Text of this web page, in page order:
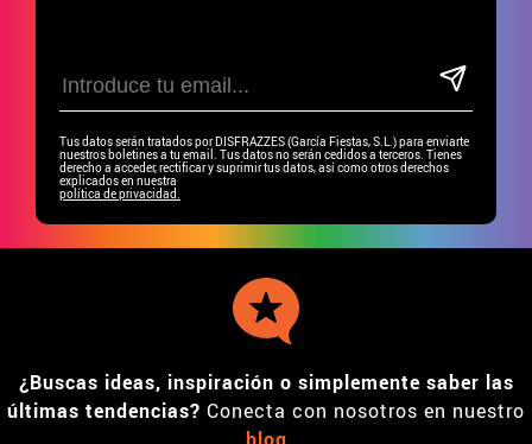
Tus datos serán tratados por DISFRAZZES (García Fiestas, S.L.) para enviarte
nuestros boletines a tu email. Tus datos no serán cedidos a terceros. Tienes
derecho a acceder, rectificar y suprimir tus datos, así como otros derechos
explicados en nuestra
política de privacidad.
¿Buscas ideas, inspiración o simplemente saber las
últimas tendencias? Conecta con nosotros en nuestro